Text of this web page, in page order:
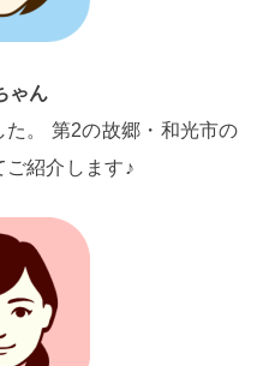
ゃん
。 第2の故郷・和光市の
ご紹介します♪